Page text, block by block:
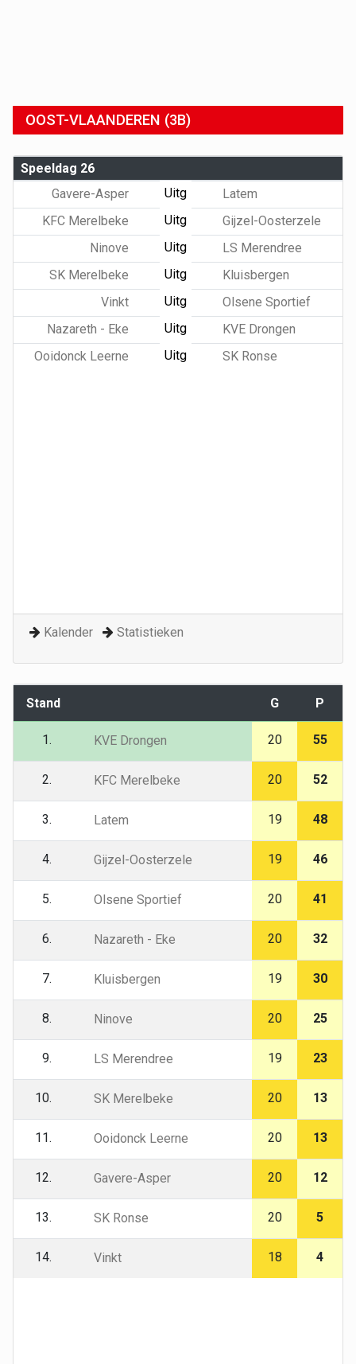
OOST-VLAANDEREN (3B)
Speeldag 26
Gavere-Asper
Uitg
Latem
KFC Merelbeke
Uitg
Gijzel-Oosterzele
Ninove
Uitg
LS Merendree
SK Merelbeke
Uitg
Kluisbergen
Vinkt
Uitg
Olsene Sportief
Nazareth - Eke
Uitg
KVE Drongen
Ooidonck Leerne
Uitg SK Ronse
Kalender Statistieken
Stand G P
1. KVE Drongen 20 55
2. KFC Merelbeke 20 52
3. Latem 19 48
4. Gijzel-Oosterzele 19 46
5. Olsene Sportief 20 41
6. Nazareth - Eke 20 32
7. Kluisbergen 19 30
8. Ninove 20 25
9. LS Merendree 19 23
10. SK Merelbeke 20 13
11. Ooidonck Leerne 20 13
12. Gavere-Asper 20 12
13. SK Ronse 20 5
14. Vinkt 18 4